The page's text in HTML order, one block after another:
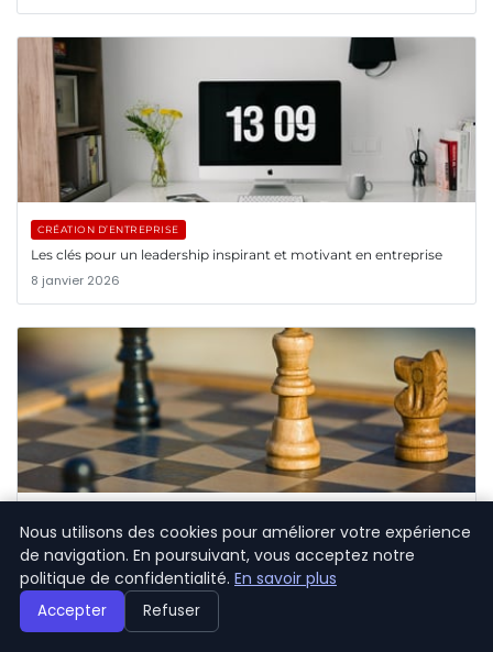
CRÉATION D’ENTREPRISE
Les clés pour un leadership inspirant et motivant en entreprise
8 janvier 2026
Comment bâtir une stratégie marketing efficace pour votre
startup ?
8 janvier 2026
Nous utilisons des cookies pour améliorer votre expérience
de navigation. En poursuivant, vous acceptez notre
politique de confidentialité. En savoir plus
Accepter Refuser